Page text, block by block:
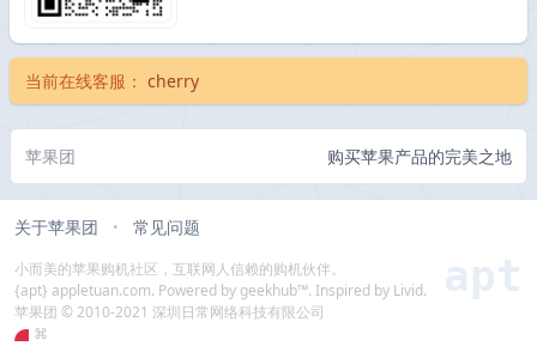
当前在线客服： cherry
苹果团 购买苹果产品的完美之地
关于苹果团 • 常见问题
小而美的苹果购机社区，互联网人信赖的购机伙伴。
{apt} appletuan.com. Powered by geekhub™. Inspired by Livid.
苹果团 © 2010-2021 深圳日常网络科技有限公司
⌘